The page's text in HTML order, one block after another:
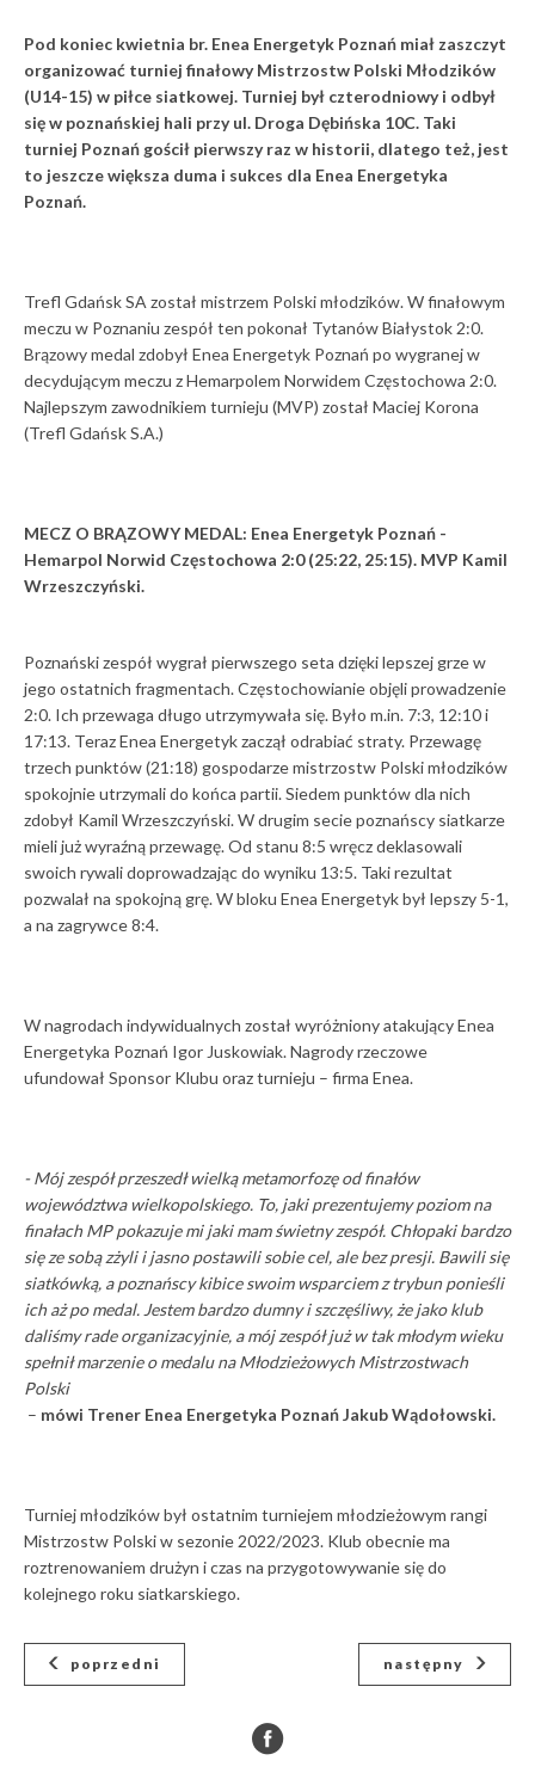
Pod koniec kwietnia br. Enea Energetyk Poznań miał zaszczyt
organizować turniej finałowy Mistrzostw Polski Młodzików
(U14-15) w piłce siatkowej. Turniej był czterodniowy i odbył
się w poznańskiej hali przy ul. Droga Dębińska 10C. Taki
turniej Poznań gościł pierwszy raz w historii, dlatego też, jest
to jeszcze większa duma i sukces dla Enea Energetyka
Poznań.
Trefl Gdańsk SA został mistrzem Polski młodzików. W finałowym
meczu w Poznaniu zespół ten pokonał Tytanów Białystok 2:0.
Brązowy medal zdobył Enea Energetyk Poznań po wygranej w
decydującym meczu z Hemarpolem Norwidem Częstochowa 2:0.
Najlepszym zawodnikiem turnieju (MVP) został Maciej Korona
(Trefl Gdańsk S.A.)
MECZ O BRĄZOWY MEDAL: Enea Energetyk Poznań -
Hemarpol Norwid Częstochowa 2:0 (25:22, 25:15). MVP Kamil
Wrzeszczyński.
Poznański zespół wygrał pierwszego seta dzięki lepszej grze w
jego ostatnich fragmentach. Częstochowianie objęli prowadzenie
2:0. Ich przewaga długo utrzymywała się. Było m.in. 7:3, 12:10 i
17:13. Teraz Enea Energetyk zaczął odrabiać straty. Przewagę
trzech punktów (21:18) gospodarze mistrzostw Polski młodzików
spokojnie utrzymali do końca partii. Siedem punktów dla nich
zdobył Kamil Wrzeszczyński. W drugim secie poznańscy siatkarze
mieli już wyraźną przewagę. Od stanu 8:5 wręcz deklasowali
swoich rywali doprowadzając do wyniku 13:5. Taki rezultat
pozwalał na spokojną grę. W bloku Enea Energetyk był lepszy 5-1,
a na zagrywce 8:4.
W nagrodach indywidualnych został wyróżniony atakujący Enea
Energetyka Poznań Igor Juskowiak. Nagrody rzeczowe
ufundował Sponsor Klubu oraz turnieju – firma Enea.
- Mój zespół przeszedł wielką metamorfozę od finałów
województwa wielkopolskiego. To, jaki prezentujemy poziom na
finałach MP pokazuje mi jaki mam świetny zespół. Chłopaki bardzo
się ze sobą zżyli i jasno postawili sobie cel, ale bez presji. Bawili się
siatkówką, a poznańscy kibice swoim wsparciem z trybun ponieśli
ich aż po medal. Jestem bardzo dumny i szczęśliwy, że jako klub
daliśmy rade organizacyjnie, a mój zespół już w tak młodym wieku
spełnił marzenie o medalu na Młodzieżowych Mistrzostwach
Polski
– mówi Trener Enea Energetyka Poznań Jakub Wądołowski.
Turniej młodzików był ostatnim turniejem młodzieżowym rangi
Mistrzostw Polski w sezonie 2022/2023. Klub obecnie ma
roztrenowaniem drużyn i czas na przygotowywanie się do
kolejnego roku siatkarskiego.
poprzedni następny